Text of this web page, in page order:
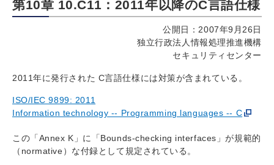
第10章 10.C11：2011年以降のC言語仕様
公開日：2007年9月26日
独立行政法人情報処理推進機構
セキュリティセンター
2011年に発行された C言語仕様には対策が含まれている。
ISO/IEC 9899: 2011
Information technology -- Programming languages -- C
この「Annex K」に「Bounds-checking interfaces」が規範的
（normative）な付録として規定されている。